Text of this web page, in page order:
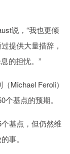
说，“我也更倾
提供大量措辞，
的担忧。”
Michael Feroli）
基点的预期。
基点，但仍然维
事。